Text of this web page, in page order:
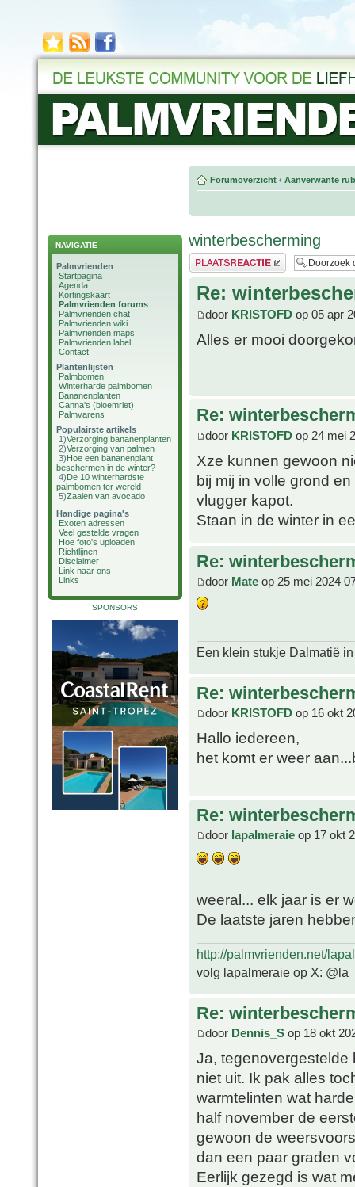
NAVIGATIE
Palmvrienden
Startpagina
Agenda
Kortingskaart
Palmvrienden forums
Palmvrienden chat
Palmvrienden wiki
Palmvrienden maps
Palmvrienden label
Contact
Plantenlijsten
Palmbomen
Winterharde palmbomen
Bananenplanten
Canna's (bloemriet)
Palmvarens
Populairste artikels
1)Verzorging bananenplanten
2)Verzorging van palmen
3)Hoe een bananenplant
beschermen in de winter?
4)De 10 winterhardste
palmbomen ter wereld
5)Zaaien van avocado
Handige pagina's
Exoten adressen
Veel gestelde vragen
Hoe foto's uploaden
Richtlijnen
Disclaimer
Link naar ons
Links
SPONSORS
Forumoverzicht ‹ Aanverwante
winterbescherming
Plaats een reactie
Re:
door KRISTOFD op 05 apr
Alles er mooi
Re:
door KRISTOFD op 24 mei
Xze kunnen gewoon
bij mij in volle grond
vlugger kapot.
Staan in de winter in
Re:
door Mate op 25 mei 2024
Een klein stukje Dalmatië
Re:
door KRISTOFD op 16 okt
Hallo iedereen,
het komt er weer
Re:
door lapalmeraie op 17 okt
weeral... elk jaar is er
De laatste jaren
http://palmvrienden.net/
volg lapalmeraie op X:
Re:
door Dennis_S op 18 okt
Ja, tegenovergestelde
niet uit. Ik pak alles
warmtelinten wat
half november de
gewoon de
dan een paar graden
Eerlijk gezegd is wat